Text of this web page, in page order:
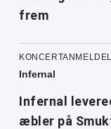
frem
Infernal
Infernal
æbler på